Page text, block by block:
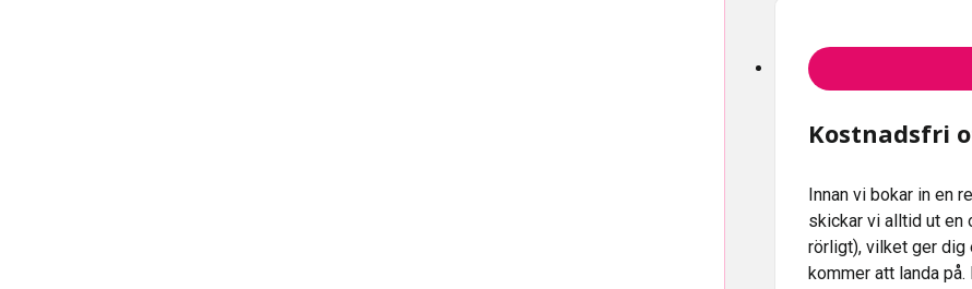
Kostnadsfri
Innan vi bokar in en
skickar vi alltid ut en
rörligt), vilket ger dig
kommer att landa